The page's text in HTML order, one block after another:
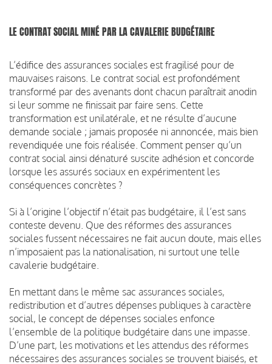
LE CONTRAT SOCIAL MINÉ PAR LA CAVALERIE BUDGÉTAIRE
L’édifice des assurances sociales est fragilisé pour de
mauvaises raisons. Le contrat social est profondément
transformé par des avenants dont chacun paraîtrait anodin
si leur somme ne finissait par faire sens. Cette
transformation est unilatérale, et ne résulte d’aucune
demande sociale ; jamais proposée ni annoncée, mais bien
revendiquée une fois réalisée. Comment penser qu’un
contrat social ainsi dénaturé suscite adhésion et concorde
lorsque les assurés sociaux en expérimentent les
conséquences concrètes ?
Si à l’origine l’objectif n’était pas budgétaire, il l’est sans
conteste devenu. Que des réformes des assurances
sociales fussent nécessaires ne fait aucun doute, mais elles
n’imposaient pas la nationalisation, ni surtout une telle
cavalerie budgétaire.
En mettant dans le même sac assurances sociales,
redistribution et d’autres dépenses publiques à caractère
social, le concept de dépenses sociales enfonce
l’ensemble de la politique budgétaire dans une impasse.
D’une part, les motivations et les attendus des réformes
nécessaires des assurances sociales se trouvent biaisés, et